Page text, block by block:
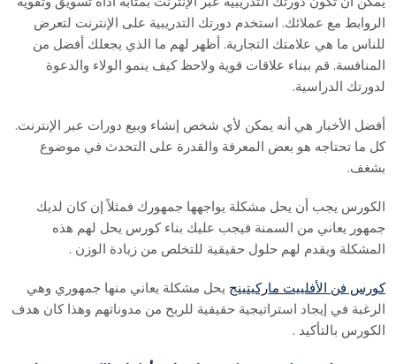
الروابط مع عملائك. استخدم دورتك التدريبية على الإنترنت لتعرض
للناس ما هي علامتك التجارية. أظهر لهم ما الذي يجعلك أفضل من
المنافسة. قم ببناء علاقات قوية ولاحظ كيف ينمو الولاء والدعوة
لدورتك الدراسية.
أفضل الأخبار هي أنه يمكن لأي شخص إنشاء وبيع دورات عبر الإنترنت.
كل ما تحتاجه هو بعض المعرفة والقدرة على التحدث في موضوع
بشغف.
الكورس يجب أن يحل مشكلة يواجهها جمهورك فمثلاً إن كان لديك
جمهور يعاني من السمنة فيجب عليك بناء كورس يحل لهم هذه
المشكلة ويقدم لهم حلول حقيقية للتخلص من زيادة الوزن .
كورس فن الأفلييت ماركيتينج يحل مشكلة يعاني منها جمهوري وهي
الرغبة في إيجاد استراتيجية حقيقية للربح من مدوناتهم وهذا كان هدف
الكورس بالتأكيد .